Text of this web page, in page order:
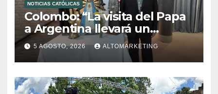
NOTICIAS CATÓLICAS
Colombo: “La visita del Papa
a Argentina llevará un
mensaje de paz y dignidad
humana”
5 AGOSTO, 2026 ALTOMARKETING